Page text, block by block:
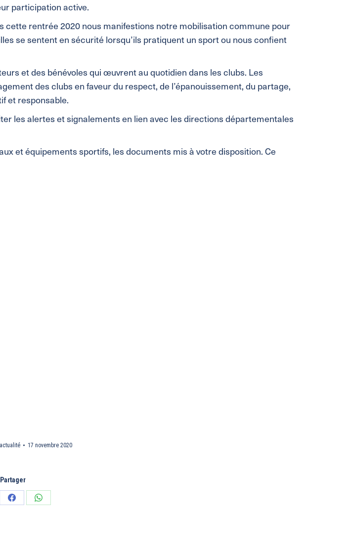
participation active.
rentrée 2020 nous manifestions notre mobilisation commune pour
se sentent en sécurité lorsqu’ils pratiquent un sport ou nous confient
et des bénévoles qui œuvrent au quotidien dans les clubs. Les
des clubs en faveur du respect, de l’épanouissement, du partage,
et responsable.
les alertes et signalements en lien avec les directions départementales
et équipements sportifs, les documents mis à votre disposition. Ce
17 novembre 2020
Partager
PartagerPartager